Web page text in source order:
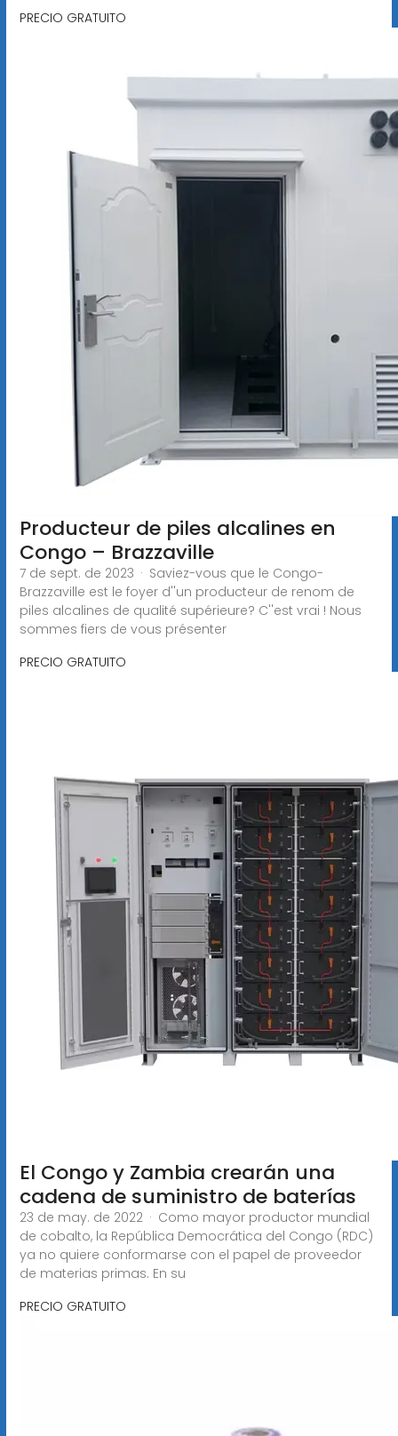
PRECIO GRATUITO
Producteur de piles alcalines en
Congo – Brazzaville
7 de sept. de 2023 · Saviez-vous que le Congo-
Brazzaville est le foyer d''un producteur de renom de
piles alcalines de qualité supérieure? C''est vrai ! Nous
sommes fiers de vous présenter
PRECIO GRATUITO
El Congo y Zambia crearán una
cadena de suministro de baterías
23 de may. de 2022 · Como mayor productor mundial
de cobalto, la República Democrática del Congo (RDC)
ya no quiere conformarse con el papel de proveedor
de materias primas. En su
PRECIO GRATUITO